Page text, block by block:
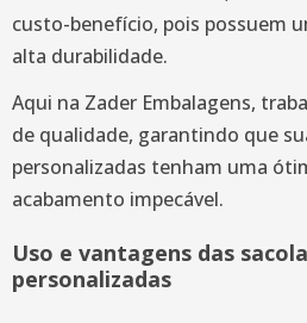
custo-benefício, pois possuem
alta durabilidade.
Aqui na Zader Embalagens,
de qualidade, garantindo que
personalizadas tenham uma
acabamento impecável.
Uso e vantagens das
personalizadas